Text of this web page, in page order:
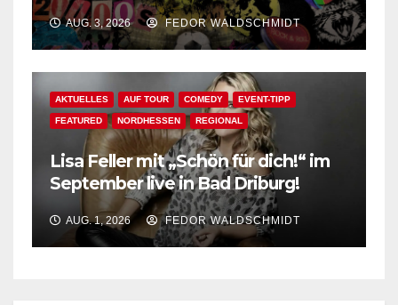
AUG. 3, 2026 FEDOR WALDSCHMIDT
AKTUELLES AUF TOUR COMEDY EVENT-TIPP
FEATURED NORDHESSEN REGIONAL
Lisa Feller mit „Schön für dich!“ im
September live in Bad Driburg!
AUG. 1, 2026 FEDOR WALDSCHMIDT